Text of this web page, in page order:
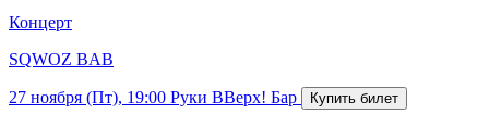
Концерт
SQWOZ BAB
27 ноября (Пт), 19:00 Руки ВВерх! Бар